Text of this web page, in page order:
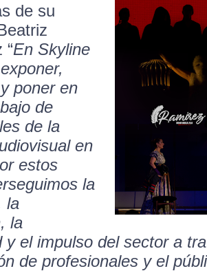
de su
“En Skyline
poner en
de
de la
en
estos
la
la
la
y el impulso del sector a
de profesionales y el